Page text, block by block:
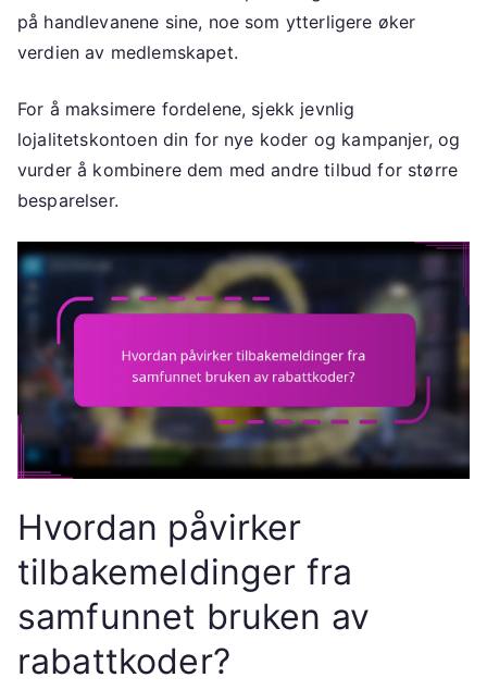
på handlevanene sine, noe som ytterligere øker
verdien av medlemskapet.
For å maksimere fordelene, sjekk jevnlig
lojalitetskontoen din for nye koder og kampanjer, og
vurder å kombinere dem med andre tilbud for større
besparelser.
Hvordan påvirker
tilbakemeldinger fra
samfunnet bruken av
rabattkoder?